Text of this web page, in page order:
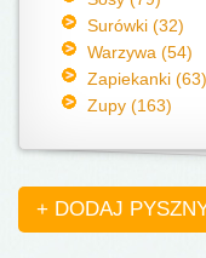
Surówki (32)
Warzywa (54)
Zapiekanki (63)
Zupy (163)
+ DODAJ